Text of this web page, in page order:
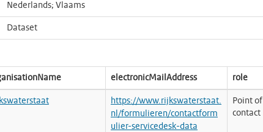
Nederlands; Vlaams
Dataset
electronicMailAddress role
https://www.rijkswaterstaat.
nl/formulieren/contactform
ulier-servicedesk-data
Point of
contact